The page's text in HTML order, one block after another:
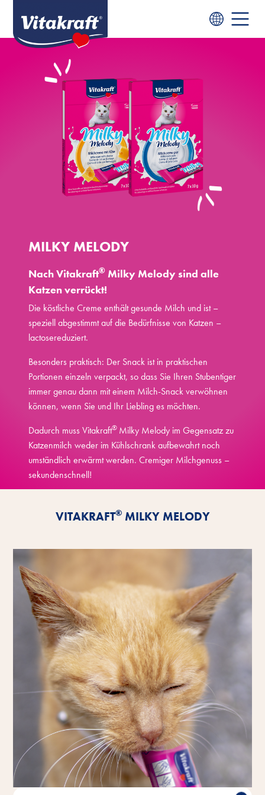
MILKY MELODY
Nach Vitakraft® Milky Melody sind alle
Katzen verrückt!
Die köstliche Creme enthält gesunde Milch und ist –
speziell abgestimmt auf die Bedürfnisse von Katzen –
lactosereduziert.
Besonders praktisch: Der Snack ist in praktischen
Portionen einzeln verpackt, so dass Sie Ihren Stubentiger
immer genau dann mit einem Milch-Snack verwöhnen
können, wenn Sie und Ihr Liebling es möchten.
Dadurch muss Vitakraft® Milky Melody im Gegensatz zu
Katzenmilch weder im Kühlschrank aufbewahrt noch
umständlich erwärmt werden. Cremiger Milchgenuss –
sekundenschnell!
VITAKRAFT®MILKY MELODY